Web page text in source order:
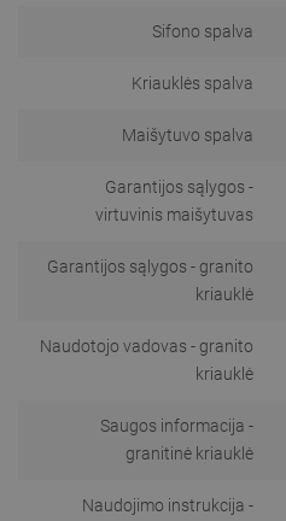
Sifono spalva
Kriauklės spalva
Maišytuvo spalva
Garantijos sąlygos -
virtuvinis maišytuvas
Garantijos sąlygos - granito
kriauklė
Naudotojo vadovas - granito
kriauklė
Saugos informacija -
granitinė kriauklė
Naudojimo instrukcija -